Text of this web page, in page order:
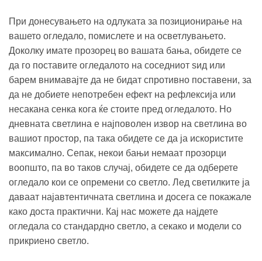
При донесувањето на одлуката за позиционирање на
вашето огледало, помислете и на осветлувањето.
Доколку имате прозорец во вашата бања, обидете се
да го поставите огледалото на соседниот ѕид или
барем внимавајте да не бидат спротивно поставени, за
да не добиете непотребен ефект на рефлексија или
несакана сенка кога ќе стоите пред огледалото. Но
дневната светлина е најповолен извор на светлина во
вашиот простор, па така обидете се да ја искористите
максимално. Сепак, некои бањи немаат прозорци
воопшто, па во таков случај, обидете се да одберете
огледало кои се опремени со светло. Лед светилките ја
даваат најавтентичната светлина и досега се покажале
како доста практични. Кај нас можете да најдете
огледала со стандардно светло, а секако и модели со
прикриено светло.